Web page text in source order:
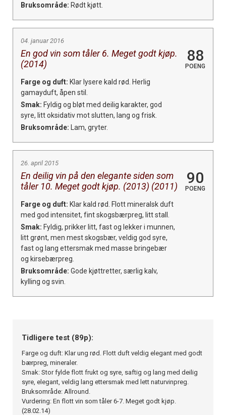
Bruksområde: Rødt kjøtt.
04. januar 2016
En god vin som tåler 6. Meget godt kjøp.
(2014)
88
POENG
Farge og duft: Klar lysere kald rød. Herlig
gamayduft, åpen stil.
Smak: Fyldig og bløt med deilig karakter, god
syre, litt oksidativ mot slutten, lang og frisk.
Bruksområde: Lam, gryter.
26. april 2015
En deilig vin på den elegante siden som
tåler 10. Meget godt kjøp. (2013) (2011)
90
POENG
Farge og duft: Klar kald rød. Flott mineralsk duft
med god intensitet, fint skogsbærpreg, litt stall.
Smak: Fyldig, prikker litt, fast og lekker i munnen,
litt grønt, men mest skogsbær, veldig god syre,
fast og lang ettersmak med masse bringebær
og kirsebærpreg.
Bruksområde: Gode kjøttretter, særlig kalv,
kylling og svin.
Tidligere test (89p):
Farge og duft: Klar ung rød. Flott duft veldig elegant med godt
bærpreg, mineraler.
Smak: Stor fylde flott frukt og syre, saftig og lang med deilig
syre, elegant, veldig lang ettersmak med lett naturvinpreg.
Bruksområde: Allround.
Vurdering: En flott vin som tåler 6-7. Meget godt kjøp.
(28.02.14)